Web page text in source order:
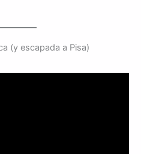
(y escapada a Pisa)